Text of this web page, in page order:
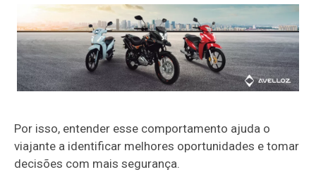
Por isso, entender esse comportamento ajuda o
viajante a identificar melhores oportunidades e tomar
decisões com mais segurança.